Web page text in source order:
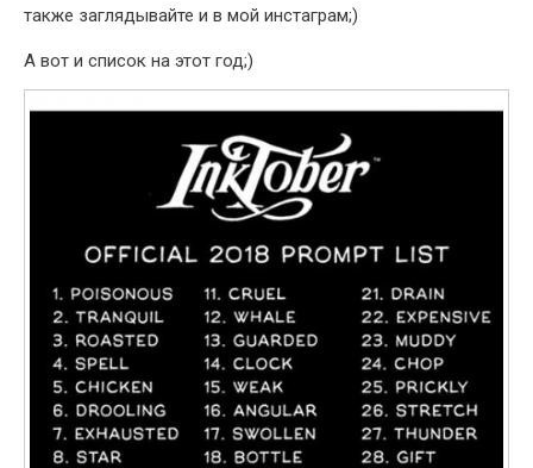
также заглядывайте и в мой инстаграм;)
А вот и список на этот год;)